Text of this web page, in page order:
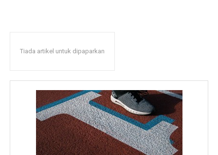
Tiada artikel untuk dipaparkan